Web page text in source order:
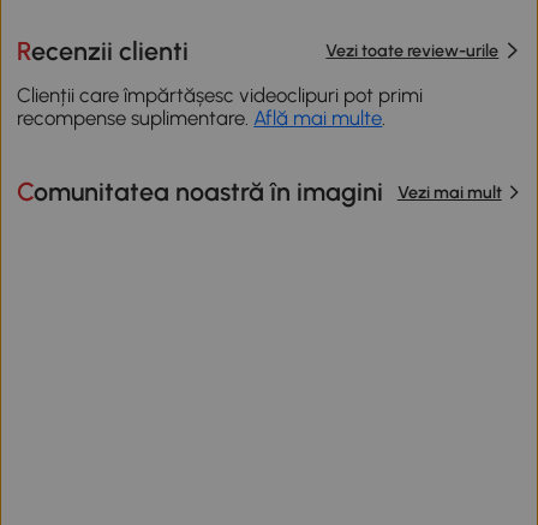
Recenzii clienti Vezi toate review-urile
Clienții care împărtășesc videoclipuri pot primi
recompense suplimentare. Află mai multe
Comunitatea noastră în imagini Vezi mai mult